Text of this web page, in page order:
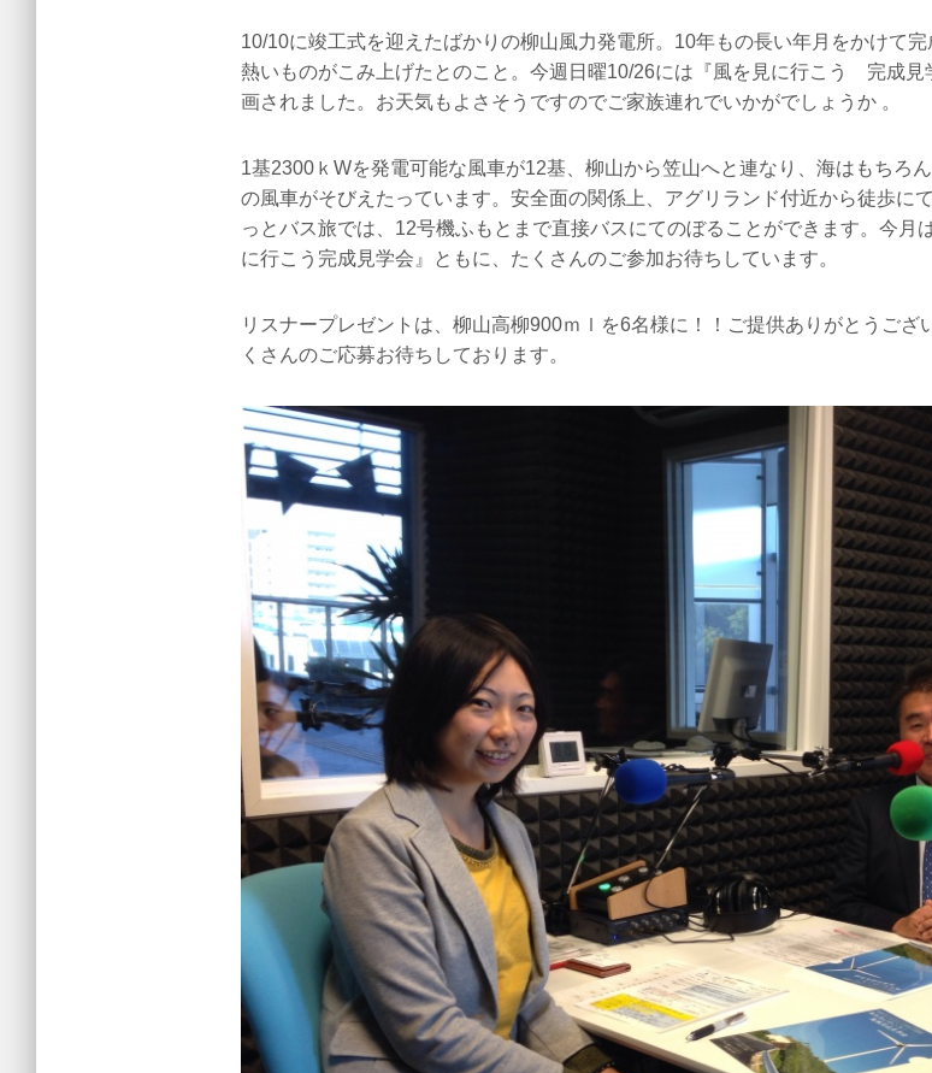
10/10に竣工式を迎えたばかりの柳山風力発電所。10年もの長い年月をかけて
熱いものがこみ上げたとのこと。今週日曜10/26には『風を見に行こう 完成
画されました。お天気もよさそうですのでご家族連れでいかがでしょうか 。
1基2300ｋWを発電可能な風車が12基、柳山から笠山へと連なり、海はもちろ
の風車がそびえたっています。安全面の関係上、アグリランド付近から徒歩に
っとバス旅では、12号機ふもとまで直接バスにてのぼることができます。今月
に行こう完成見学会』ともに、たくさんのご参加お待ちしています。
リスナープレゼントは、柳山高柳900ｍｌを6名様に！！ご提供ありがとうご
くさんのご応募お待ちしております。